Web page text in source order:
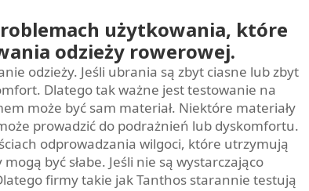
użytkowania, które
odzieży rowerowej.
odzieży. Jeśli ubrania są zbyt ciasne lub zbyt
Dlatego tak ważne jest testowanie na
może być sam materiał. Niektóre materiały
prowadzić do podrażnień lub dyskomfortu.
odprowadzania wilgoci, które utrzymują
być słabe. Jeśli nie są wystarczająco
firmy takie jak Tanthos starannie testują